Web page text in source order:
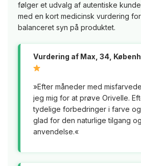
følger et udvalg af autentiske
med en kort medicinsk vurdering
balanceret syn på produktet.
Vurdering af Max, 34,
»Efter måneder med
jeg mig for at prøve Orivelle.
tydelige forbedringer i farve
glad for den naturlige tilgang
anvendelse.«